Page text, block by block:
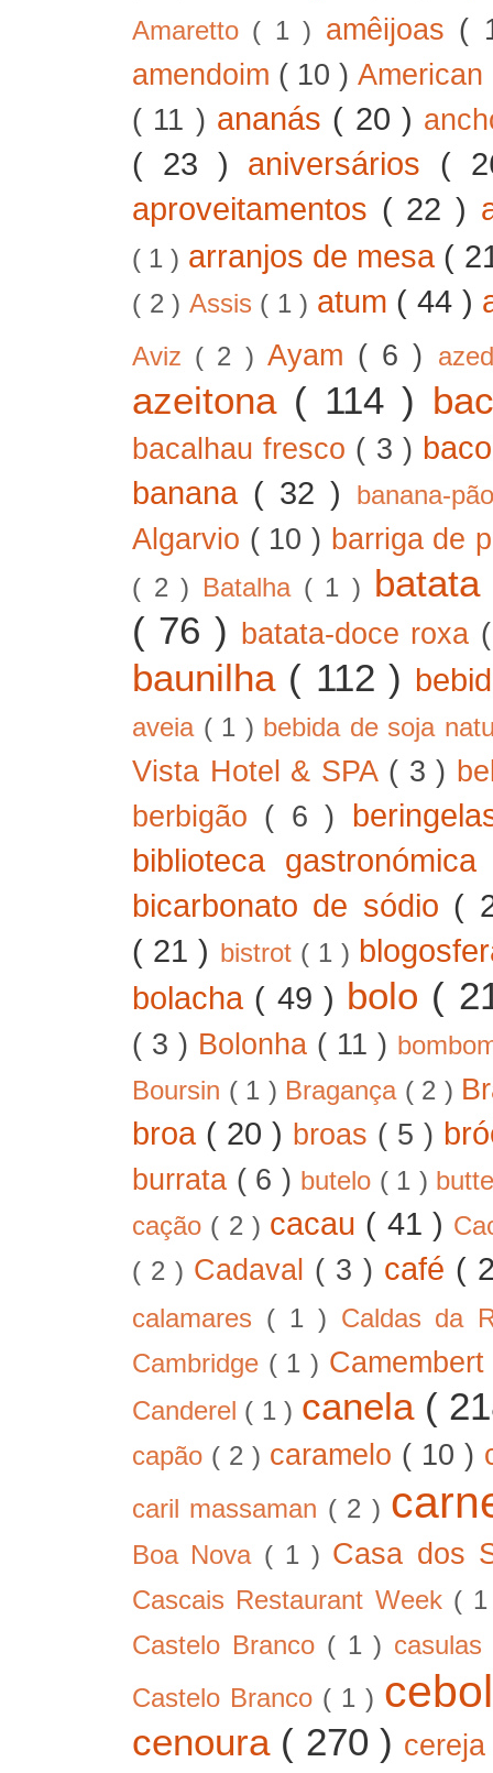
Amaretto ( 1 ) amêijoas (
amendoim ( 10 )
( 11 ) ananás ( 20 )
( 23 ) aniversários (
aproveitamentos ( 22 )
( 1 ) arranjos de mesa (
( 2 ) Assis ( 1 ) atum ( 44 )
Aviz ( 2 ) Ayam ( 6 )
azeitona ( 114 )
bacalhau fresco ( 3 )
banana ( 32 ) banana-
Algarvio ( 10 ) barriga de
( 2 ) Batalha ( 1 )
( 76 ) batata-doce roxa
baunilha ( 112 )
aveia ( 1 ) bebida de soja
Vista Hotel & SPA ( 3 )
berbigão ( 6 )
biblioteca
bicarbonato de sódio (
( 21 ) bistrot ( 1 )
bolacha ( 49 ) bolo (
( 3 ) Bolonha ( 11 )
Boursin ( 1 ) Bragança ( 2 )
broa ( 20 ) broas ( 5 )
burrata ( 6 ) butelo ( 1 )
cação ( 2 ) cacau ( 41 )
( 2 ) Cadaval ( 3 ) café (
calamares ( 1 ) Caldas da
Cambridge ( 1 )
Canderel ( 1 ) canela (
capão ( 2 ) caramelo ( 10 )
caril massaman ( 2 )
Boa Nova ( 1 ) Casa dos
Cascais Restaurant Week (
Castelo Branco ( 1 )
Castelo Branco ( 1 )
cenoura ( 270 )